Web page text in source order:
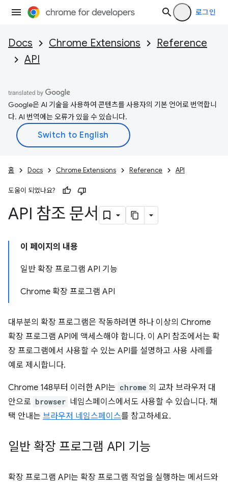
로그인
Docs Chrome Extensions
Reference
API
Google은 AI 기술을 사용하여 콘텐츠를 사용자의 기본 언어로 번역합니
다. AI 번역에는 오류가 있을 수 있습니다.
홈 Docs Chrome Extensions Reference API
도움이 되었나요?
API 참조 문서
이 페이지의 내용
일반 확장 프로그램 API 기능
Chrome 확장 프로그램 API
대부분의 확장 프로그램은 작동하려면 하나 이상의 Chrome
확장 프로그램 API에 액세스해야 합니다. 이 API 참조에서는 확
장 프로그램에서 사용할 수 있는 API를 설명하고 사용 사례를
예로 제시합니다.
Chrome 148부터 이러한 API는 chrome 의 교차 브라우저 대
안으로 browser 네임스페이스에서도 사용할 수 있습니다. 채
택 안내는 브라우저 네임스페이스를 참고하세요.
일반 확장 프로그램 API 기능
확장 프로그램 API는 확장 프로그램 작업을 실행하는 메서드와